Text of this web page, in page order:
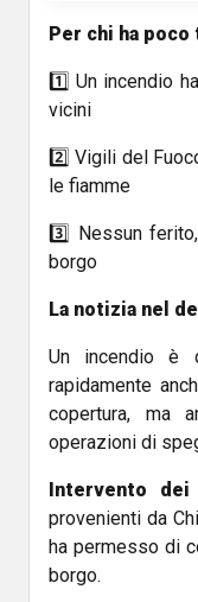
Per chi ha poco
1️⃣ Un incendio
vicini
2️⃣ Vigili del
le fiamme
3️⃣ Nessun
borgo
La notizia nel
Un incendio è
rapidamente
copertura, ma
operazioni di
Intervento dei
provenienti da
ha permesso di
borgo.